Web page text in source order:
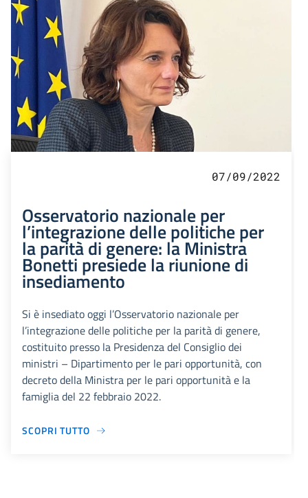
07/09/2022
Osservatorio nazionale per
l’integrazione delle politiche per
la parità di genere: la Ministra
Bonetti presiede la riunione di
insediamento
Si è insediato oggi l’Osservatorio nazionale per
l’integrazione delle politiche per la parità di genere,
costituito presso la Presidenza del Consiglio dei
ministri – Dipartimento per le pari opportunità, con
decreto della Ministra per le pari opportunità e la
famiglia del 22 febbraio 2022.
SCOPRI TUTTO